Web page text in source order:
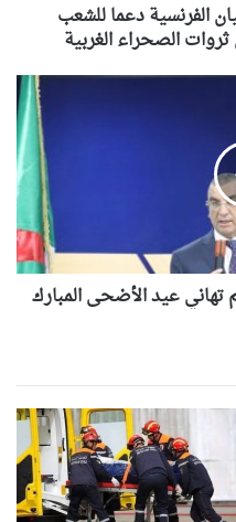
الفرنسية دعما للشعب
الصحراء الغربية
عيد الأضحى المبارك